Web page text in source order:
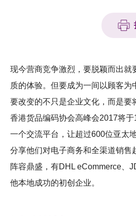
科技分享
会籍
现今营商竞争激烈，要脱颖而出就
质的体验。但要成为一间以顾客
要改变的不只是企业文化，而是要
香港货品编码协会高峰会2017将
一个交流平台，让超过600位亚太
分享他们对电子商务和全渠道销售
阵容鼎盛，有DHL eCommerce、
他本地成功的初创企业。